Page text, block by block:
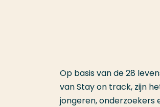
Op basis van de 28
van Stay on track, zijn
jongeren, onderzoekers